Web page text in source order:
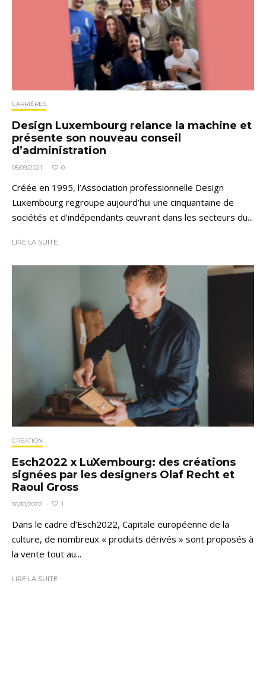
CARRIÈRES
Design Luxembourg relance la machine et
présente son nouveau conseil
d’administration
05/09/2021 · 0
Créée en 1995, l’Association professionnelle Design
Luxembourg regroupe aujourd’hui une cinquantaine de
sociétés et d’indépendants œuvrant dans les secteurs du...
LIRE LA SUITE
CRÉATION
Esch2022 x LuXembourg: des créations
signées par les designers Olaf Recht et
Raoul Gross
30/10/2022 · 1
Dans le cadre d’Esch2022, Capitale européenne de la
culture, de nombreux « produits dérivés » sont proposés à
la vente tout au...
LIRE LA SUITE